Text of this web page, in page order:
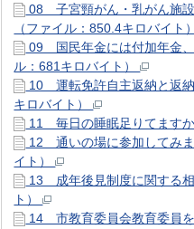
08 子宮頸がん・乳がん施
（ファイル：850.4キロバイト
09 国民年金には付加年金
ル：681キロバイト）
10 運転免許自主返納と返
キロバイト）
11 毎日の睡眠足りてます
12 通いの場に参加してみ
イト）
13 成年後見制度に関する
ト）
14 市教育委員会教育委員